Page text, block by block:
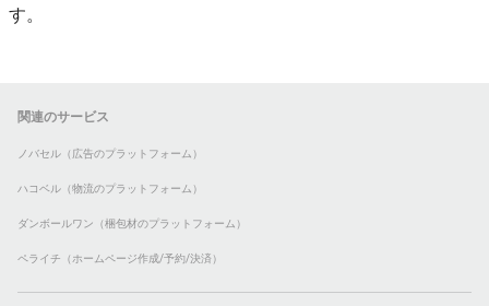
す。
関連のサービス
ノバセル（広告のプラットフォーム）
ハコベル（物流のプラットフォーム）
ダンボールワン（梱包材のプラットフォーム）
ペライチ（ホームページ作成/予約/決済）